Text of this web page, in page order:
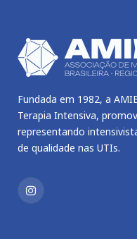
Fundada em 1982, a
Terapia Intensiva,
representando
de qualidade nas UTIs.
Instagram